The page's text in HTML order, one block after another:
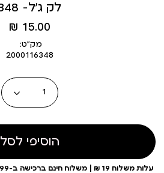
לק ג’ל- 348
מחיר
מוצר
15.00 ₪
מק״ט:
2000116348
כמות
הוסיפי לסל